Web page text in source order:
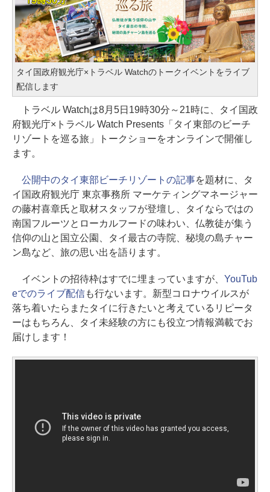
タイ国政府観光庁×トラベル Watchのトークイベントをライブ
配信します
トラベル Watchは8月5日19時30分～21時に、タイ国政
府観光庁×トラベル Watch Presents「タイ東部のビーチ
リゾートを巡る旅」トークショーをオンラインで開催し
ます。
公開中のタイ東部ビーチリゾートの記事を題材に、タ
イ国政府観光庁 東京事務所 マーケティングマネージャー
の藤村喜章氏と取材スタッフが登壇し、タイならではの
南国フルーツとローカルフードの味わい、仏教徒が集う
信仰の山と国立公園、タイ最古の寺院、秘境の島チャー
ン島など、旅の思い出を語ります。
イベントの招待枠はすでに埋まっていますが、 YouTub
eでのライブ配信も行ないます。新型コロナウイルスが
落ち着いたらまたタイに行きたいと考えているリピータ
ーはもちろん、タイ未経験の方にも役立つ情報満載でお
届けします！